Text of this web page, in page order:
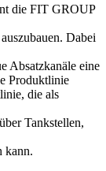
die FIT GROUP
Dabei
Absatzkanäle eine
Produktlinie
die als
Tankstellen,
kann.